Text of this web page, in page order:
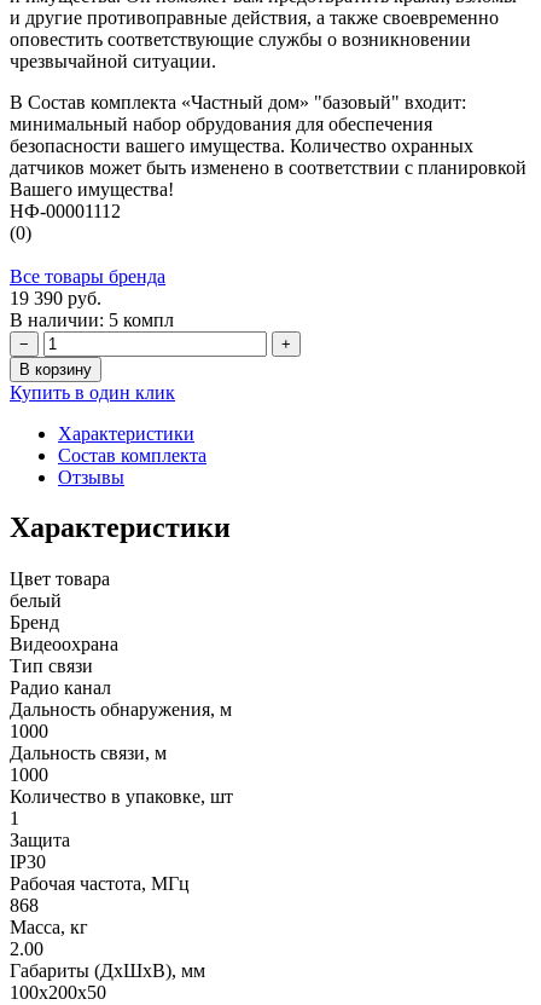
и другие противоправные действия, а также своевременно
оповестить соответствующие службы о возникновении
чрезвычайной ситуации.
В Состав комплекта «Частный дом» "базовый" входит:
минимальный набор обрудования для обеспечения
безопасности вашего имущества. Количество охранных
датчиков может быть изменено в соответствии с планировкой
Вашего имущества!
НФ-00001112
(0)
Все товары бренда
19 390 руб.
В наличии: 5 компл
−
+
В корзину
Купить в один клик
Характеристики
Состав комплекта
Отзывы
Характеристики
Цвет товара
белый
Бренд
Видеоохрана
Тип связи
Радио канал
Дальность обнаружения, м
1000
Дальность связи, м
1000
Количество в упаковке, шт
1
Защита
IP30
Рабочая частота, МГц
868
Масса, кг
2.00
Габариты (ДxШxВ), мм
100x200x50